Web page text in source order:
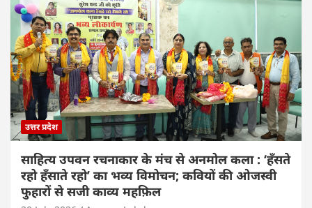
उत्तर प्रदेश
साहित्य उपवन रचनाकार के मंच से अनमोल कला : ‘हॅंसते
रहो हॅंसाते रहो’ का भव्य विमोचन; कवियों की ओजस्वी
फुहारों से सजी काव्य महफ़िल